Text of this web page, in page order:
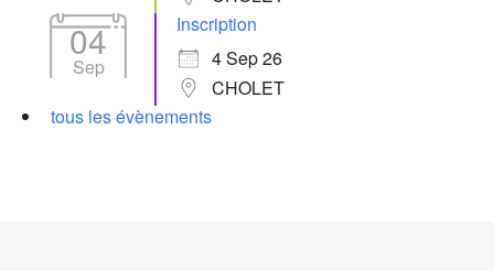
04
Sep
Inscription
4 Sep 26
CHOLET
tous les évènements